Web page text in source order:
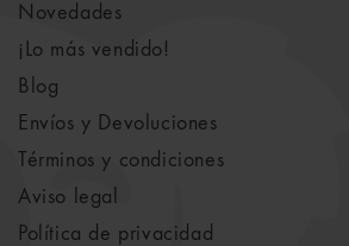
Novedades
¡Lo más vendido!
Blog
Envíos y Devoluciones
Términos y condiciones
Aviso legal
Política de privacidad